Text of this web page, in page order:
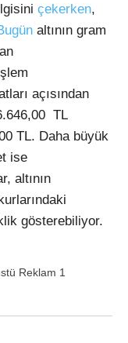
çekerken,
altının gram
açısından
TL
TL. Daha büyük
ise
altının
gösterebiliyor.